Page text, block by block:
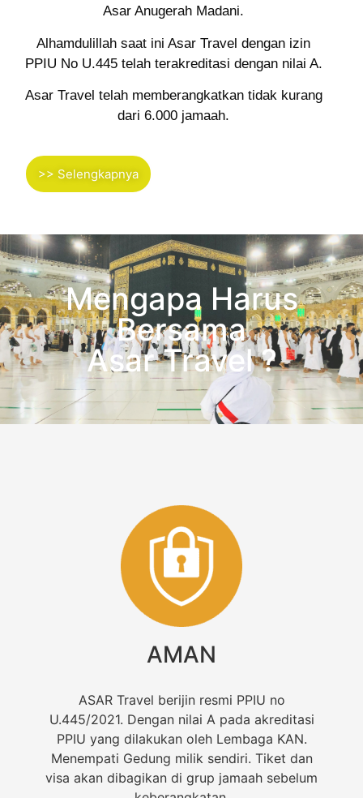
Asar Anugerah Madani.
Alhamdulillah saat ini Asar Travel dengan izin
PPIU No U.445 telah terakreditasi dengan nilai A.
Asar Travel telah memberangkatkan tidak kurang
dari 6.000 jamaah.
>> Selengkapnya
Mengapa Harus
Bersama
Asar Travel ?
AMAN
ASAR Travel berijin resmi PPIU no
U.445/2021. Dengan nilai A pada akreditasi
PPIU yang dilakukan oleh Lembaga KAN.
Menempati Gedung milik sendiri. Tiket dan
visa akan dibagikan di grup jamaah sebelum